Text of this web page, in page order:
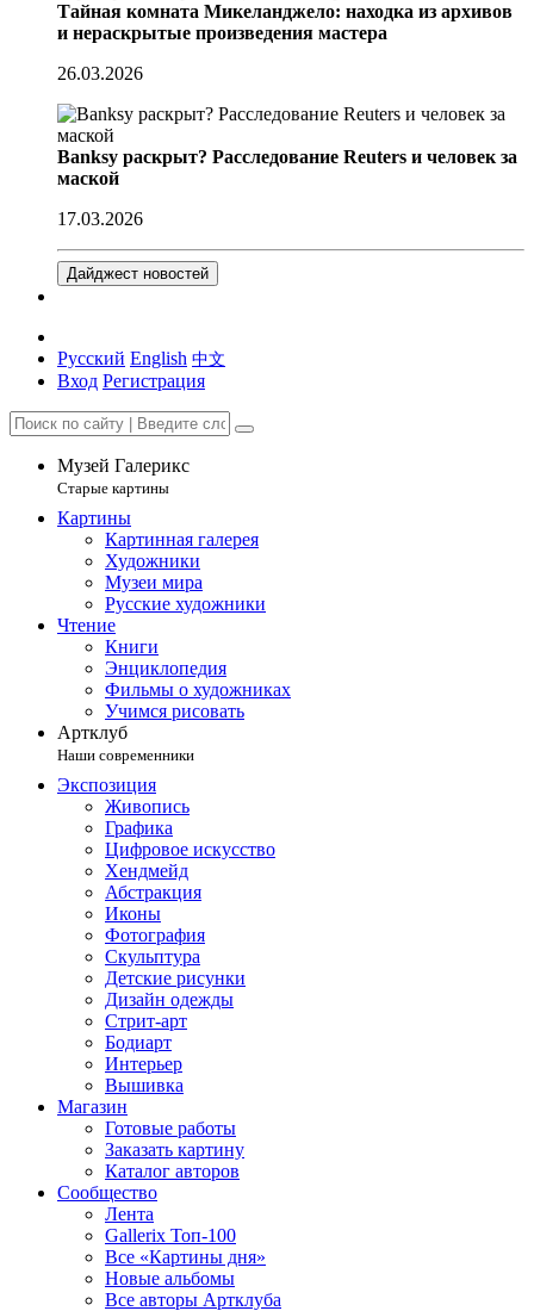
Тайная комната Микеланджело: находка из архивов
и нераскрытые произведения мастера
26.03.2026
Banksy раскрыт? Расследование Reuters и человек за
маской
17.03.2026
Дайджест новостей
Русский English 中文
Вход Регистрация
Музей Галерикс
Старые картины
Картины
Картинная галерея
Художники
Музеи мира
Русские художники
Чтение
Книги
Энциклопедия
Фильмы о художниках
Учимся рисовать
Артклуб
Наши современники
Экспозиция
Живопись
Графика
Цифровое искусство
Хендмейд
Абстракция
Иконы
Фотография
Скульптура
Детские рисунки
Дизайн одежды
Стрит-арт
Бодиарт
Интерьер
Вышивка
Магазин
Готовые работы
Заказать картину
Каталог авторов
Сообщество
Лента
Gallerix Топ-100
Все «Картины дня»
Новые альбомы
Все авторы Артклуба